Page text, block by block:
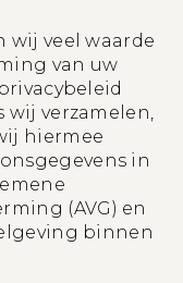
wij veel waarde
van uw
wij verzamelen,
hiermee
in
(AVG) en
binnen